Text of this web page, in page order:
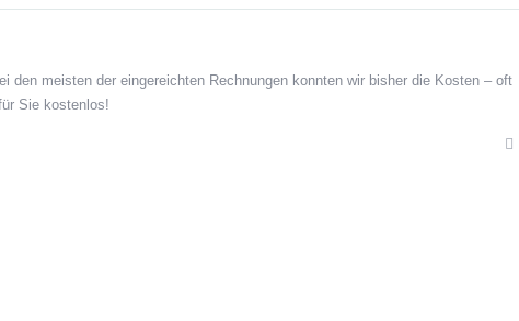
den meisten der eingereichten Rechnungen konnten wir bisher die Kosten – oft
Sie kostenlos!